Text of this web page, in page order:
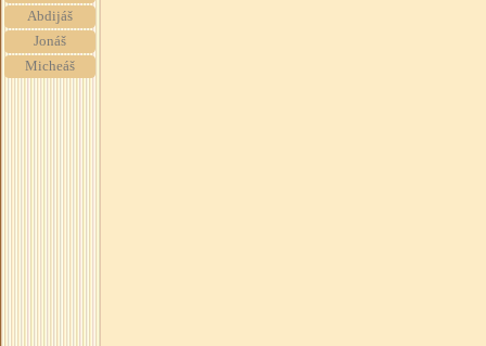
Abdijáš
Jonáš
Micheáš